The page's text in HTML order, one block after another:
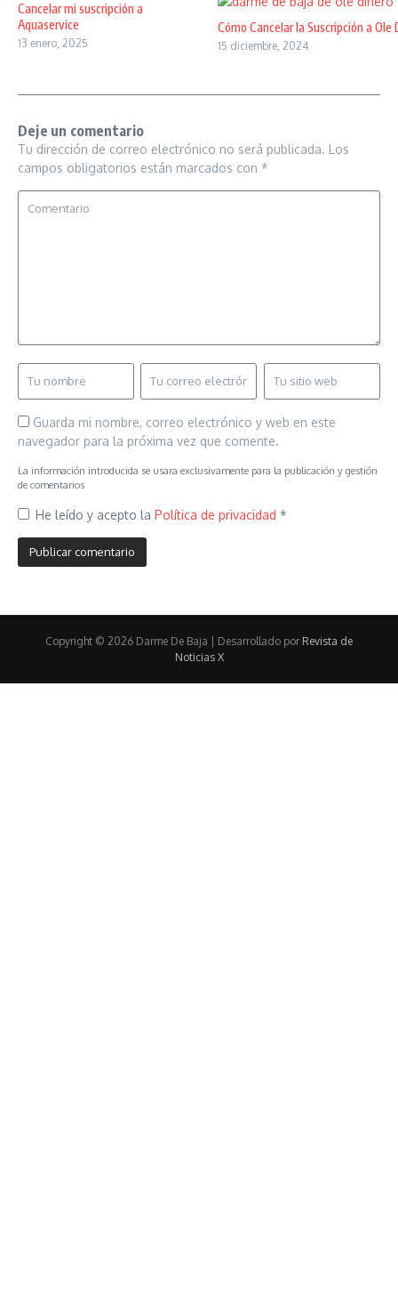
Cancelar mi suscripción a
Aquaservice
13 enero, 2025
Cómo Cancelar la Suscripción a Ole
15 diciembre, 2024
Deje un comentario
Tu dirección de correo electrónico no será publicada. Los
campos obligatorios están marcados con *
Guarda mi nombre, correo electrónico y web en este
navegador para la próxima vez que comente.
La información introducida se usara exclusivamente para la publicación y gestión
de comentarios
He leído y acepto la Política de privacidad *
Copyright © 2026 Darme De Baja | Desarrollado por Revista de
Noticias X